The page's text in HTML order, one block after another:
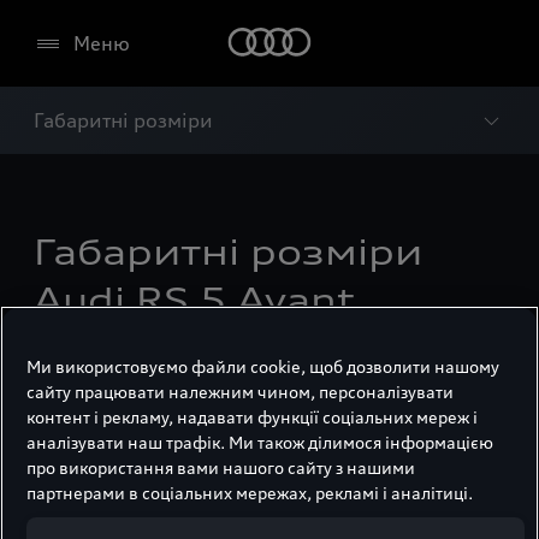
Меню
Габаритні розміри
Габаритні розміри
Audi RS 5 Avant
Ми використовуємо файли cookie, щоб дозволити нашому
сайту працювати належним чином, персоналізувати
контент і рекламу, надавати функції соціальних мереж і
аналізувати наш трафік. Ми також ділимося інформацією
про використання вами нашого сайту з нашими
партнерами в соціальних мережах, рекламі і аналітиці.